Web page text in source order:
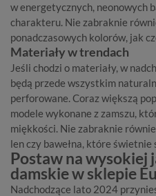
w energetycznych, neonowych
charakteru. Nie zabraknie
ponadczasowych kolorów, jak
Materiały w trendach
Jeśli chodzi o materiały, w
będą przede wszystkim
perforowane. Coraz większą
modele wykonane z zamszu,
miękkości. Nie zabraknie
len czy bawełna, które
Postaw na wysokiej
damskie w sklepie
Nadchodzące lato 2024